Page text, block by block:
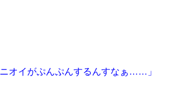
オイがぷんぷんするんすなぁ……」